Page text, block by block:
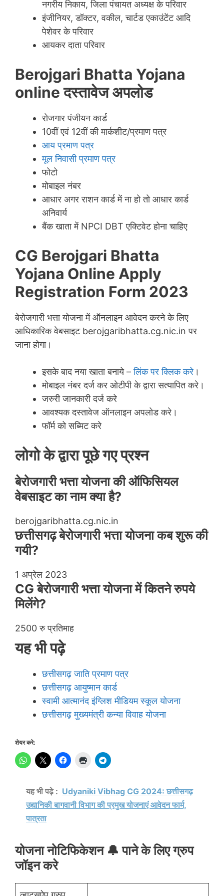
नगरीय निकाय, जिला पंचायत अध्यक्ष के परिवार
इंजीनियर, डॉक्टर, वकील, चार्टड एकाउंटेंट आदि
पेशेवर के परिवार
आयकर दाता परिवार
Berojgari Bhatta Yojana
online दस्तावेज अपलोड
रोजगार पंजीयन कार्ड
10वीं एवं 12वीं की मार्कशीट/प्रमाण पत्र
आय प्रमाण पत्र
मूल निवासी प्रमाण पत्र
फोटो
मोबाइल नंबर
आधार अगर राशन कार्ड में ना हो तो आधार कार्ड
अनिवार्य
बैंक खाता में NPCI DBT एक्टिवेट होना चाहिए
CG Berojgari Bhatta
Yojana Online Apply
Registration Form 2023
बेरोजगारी भत्ता योजना में ऑनलाइन आवेदन करने के लिए
आधिकारिक वेबसाइट berojgaribhatta.cg.nic.in पर
जाना होगा।
इसके बाद नया खाता बनाये –लिंक पर क्लिक करे ।
मोबाइल नंबर दर्ज कर ओटीपी के द्वारा सत्यापित करे।
जरुरी जानकारी दर्ज करे
आवश्यक दस्तावेज ऑनलाइन अपलोड करे।
फॉर्म को सब्मिट करे
लोगो के द्वारा पूछे गए प्रश्न
बेरोजगारी भत्ता योजना की ऑफिसियल
वेबसाइट का नाम क्या है?
berojgaribhatta.cg.nic.in
छत्तीसगढ़ बेरोजगारी भत्ता योजना कब शुरू की
गयी?
1 अप्रेल 2023
CG बेरोजगारी भत्ता योजना में कितने रुपये
मिलेंगे?
2500 रु प्रतिमाह
यह भी पढ़े
छत्तीसगढ़ जाति प्रमाण पत्र
छत्तीसगढ़ आयुष्मान कार्ड
स्वामी आत्मानंद इंग्लिश मीडियम स्कूल योजना
छत्तीसगढ़ मुख्यमंत्री कन्या विवाह योजना
शेयर करे:
यह भी पढ़े : Udyaniki Vibhag CG 2024: छत्तीसगढ़
उद्यानिकी बागवानी विभाग की प्रमुख योजनाएं आवेदन फार्म,
पात्रता
योजना नोटिफिकेशन 🔔 पाने के लिए ग्रुप
जॉइन करे